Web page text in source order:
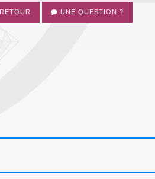
RETOUR UNE QUESTION ?